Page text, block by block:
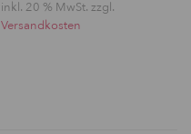
inkl. 20 % MwSt. zzgl.
Versandkosten